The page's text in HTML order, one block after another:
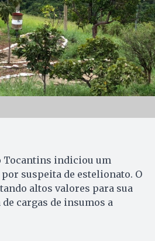
Tocantins indiciou um
suspeita de estelionato. O
altos valores para sua
cargas de insumos a